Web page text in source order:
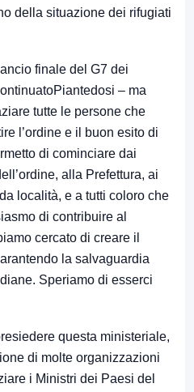
della situazione dei rifugiati
finale del G7 dei
– ma
tutte le persone che
l’ordine e il buon esito di
di cominciare dai
alla Prefettura, ai
località, e a tutti coloro che
di contribuire al
cercato di creare il
la salvaguardia
Speriamo di esserci
questa ministeriale,
di molte organizzazioni
i Ministri dei Paesi del